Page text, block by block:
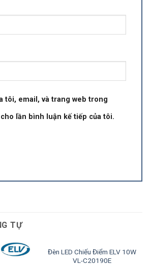
tôi, email, và trang web trong
lần bình luận kế tiếp của tôi.
TỰ
Đèn LED Chiếu Điểm ELV 10W
VL-C20190E